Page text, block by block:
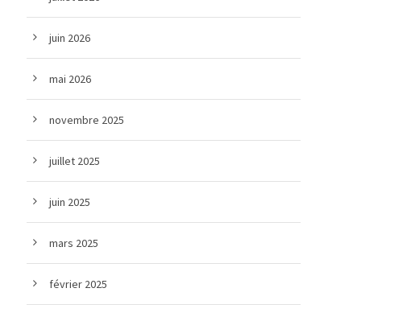
juin 2026
mai 2026
novembre 2025
juillet 2025
juin 2025
mars 2025
février 2025